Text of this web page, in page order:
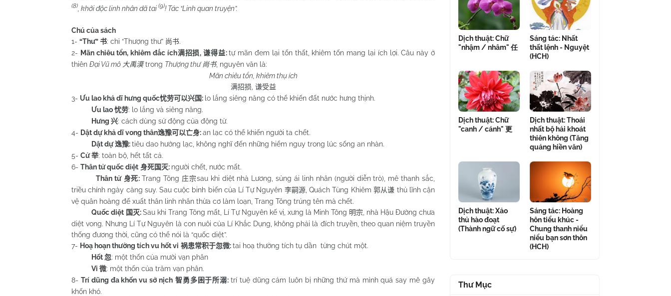
(8) , khởi độc linh nhân dã tai (9)! Tác “Linh quan truyện”.
Chú của sách
1- “Thư” 书: chỉ “Thượng thư” 尚书.
2- Mãn chiêu tổn, khiêm đắc ích满招损,谦得益:tự mãn đem lại tổn thất, khiêm tốn mang lại ích lợi. Câu này ở
thiên Đại Vũ mô 大禹漠trong Thượng thư 尚书, nguyên văn là:
Mãn chiêu tổn, khiêm thụ ích
满招损 谦受益
3- Ưu lao khả dĩ hưng quốc忧劳可以兴国 : lo lắng siêng năng có thể khiến đất nước hưng thịnh.
Ưu lao 忧劳: lo lắng và siêng năng.
Hưng 兴: cách dùng sử động của động từ.
4- Dật dự khả dĩ vong thân逸豫可以亡身:an lạc có thể khiến người ta chết.
Dật dự逸豫:tiêu dao hưởng lạc, không nghĩ đến những hiểm nguy trong lúc sống an nhàn.
5- Cử举: toàn bộ, hết tất cả.
6- Thân tử quốc diệt 身死国灭: người chết, nước mất.
Thân tử 身死:Trang Tông 庄宗sau khi diệt nhà Lương, sủng ái linh nhân (người diễn trò), mê thanh sắc,
triều chính ngày càng suy. Sau cuộc binh biến của Lí Tự Nguyên 李嗣源 , Quách Tùng Khiêm 郭从谦 thủ lĩnh cận
vệ quân hoàng đế xuất thân linh nhân thừa cơ làm loạn, Trang Tông trúng tên mà chết.
Quốc diệt 国灭:Sau khi Trang Tông mất, Lí Tự Nguyên kế vị, xưng là Minh Tông 明宗 , nhà Hậu Đường chưa
diệt vong. Nhưng Lí Tự Nguyên là con nuôi của Lí Khắc Dụng, không phải là đích truyền, theo quan niệm truyền
thống đương thời, cũng có thể nói là “quốc diệt”.
7- Hoạ hoạn thường tích vu hốt vi 祸患常积于忽微:tai hoạ thường tích tụ dần từng chút một.
Hốt 忽: một thốn của mười vạn phân
Vi 微: một thốn của trăm vạn phân.
8- Trí dũng đa khốn vu sở nịch 智勇多困于所溺: trí tuệ dũng cảm luôn bị những thứ mà mình quá say mê gây
khốn khó.
Dịch thuật: Chữ
"nhậm / nhâm" 任
Sáng tác: Nhất
thất lệnh - Nguyệt
(HCH)
Dịch thuật: Chữ
"canh / cánh" 更
Dịch thuật: Thoái
nhất bộ hải khoát
thiên không (Tăng
quảng hiền văn)
Dịch thuật: Xảo
thủ hào đoạt
(Thành ngữ cố sự)
Sáng tác: Hoàng
hôn tiểu khúc -
Chung thanh niểu
niểu bạn sơn thôn
(HCH)
Thư Mục